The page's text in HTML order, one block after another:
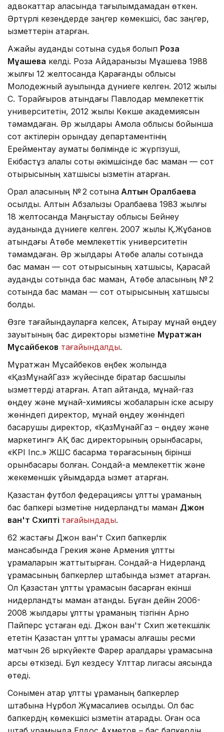
адвокаттар алқасында тағылымдамадан өткен.
Әртүрлі кезеңдерде заңгер көмекшісі, бас заңгер,
қызметтерін атқарған.
Ақжайық аудандық сотына судья болып Роза
Мұқашева келді. Роза Айдарқанқызы Мұқашева 1988
жылғы 12 желтоқсанда Қарағанды облысы
Молодежный ауылында дүниеге келген. 2012 жылы
С. Торайғыров атындағы Павлодар мемлекеттік
университетін, 2012 жылы Көкше академиясын
тәмамдаған. Әр жылдары Ақмола облысы бойынша
сот актілерін орындау департаментінің
Ерейментау аумақтық бөлімінде іс жүргізуші,
Екібастұз қалалық соты әкімшісінде бас маман — сот
отырысының хатшысы қызметін атқарған.
Орал қаласының № 2 сотына Алтын Оралбаева
қосылды. Алтын Абзалқызы Оралбаева 1983 жылғы
18 желтоқсанда Маңғыстау облысы Бейнеу
ауданында дүниеге келген. 2007 жылы Қ.Жұбанов
атындағы Ақтөбе мемлекеттік университетін
тәмамдаған. Әр жылдары Ақтөбе қалалық сотында
бас маман — сот отырысының хатшысы, Қарасай
аудандық сотында бас маман, Ақтөбе қаласының № 2
сотында бас маман — сот отырысының хатшысы
болды.
Өзге тағайындауларға келсек, Атырау мұнай өңдеу
зауытының бас директоры қызметіне Мұратжан
Мұсайбеков тағайындалды.
Мұратжан Мұсайбеков еңбек жолында
«ҚазМұнайГаз» жүйесінде бірқатар басшылық
қызметтерді атқарған. Атап айтқанда, мұнай-газ
өңдеу және мұнай-химиясы жобаларын іске асыру
жөніндегі директор, мұнай өңдеу жөніндегі
басқарушы директор, «ҚазМұнайГаз – өңдеу және
маркетинг» АҚ бас директорының орынбасары,
«KPI Inc.» ЖШС басқарма төрағасының бірінші
орынбасары болған. Сондай-ақ мемлекеттік және
жекеменшік ұйымдарда қызмет атқарған.
Қазақстан футбол федерациясы ұлттық құраманың
бас бапкері қызметіне нидерландтық маман Джон
ван'т Схипті тағайындады.
62 жастағы Джон ван'т Схип бапкерлік
мансабында Грекия және Армения ұлттық
құрамаларын жаттықтырған. Сондай-ақ Нидерланд
құрамасының бапкерлер штабында қызмет атқарған.
Ол Қазақстан ұлттық құрамасын басқарған екінші
нидерландтық маман атанды. Бұған дейін 2006-
2008 жылдары ұлттық құраманың тізгінін Арно
Пайперс ұстаған еді. Джон ван'т Схип жетекшілік
ететін Қазақстан ұлттық құрамасы алғашқы ресми
матчын 26 қыркүйекте Фарер аралдары құрамасына
қарсы өткізеді. Бұл кездесу Ұлттар лигасы аясында
өтеді.
Сонымен қатар ұлттық құраманың бапкерлер
штабына Нұрбол Жұмасқалиев қосылды. Ол бас
бапкердің көмекшісі қызметін атқарады. Оған қоса